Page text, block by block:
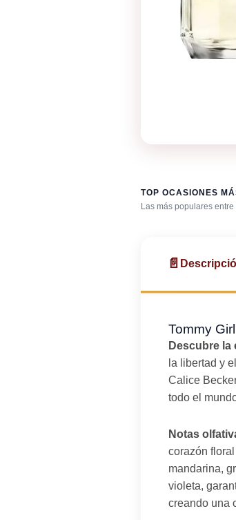
TOP OCASIONES
Las más populares
Día caluroso / clima
📄
Tommy
Descubre la
la libertad y
Calice
todo el
Notas
corazón
mandarina,
violeta,
creando una